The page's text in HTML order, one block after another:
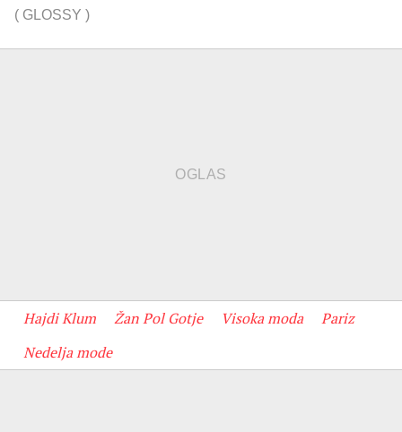
( GLOSSY )
Hajdi Klum Žan Pol Gotje Visoka moda
Pariz
Nedelja mode